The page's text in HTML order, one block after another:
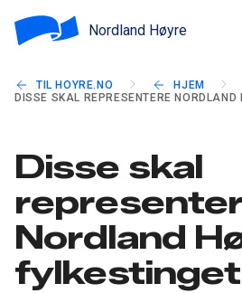
Nordland Høyre
TIL HOYRE.NO HJEM
DISSE SKAL REPRESENTERE
Disse skal
Nordland
fylkestinget